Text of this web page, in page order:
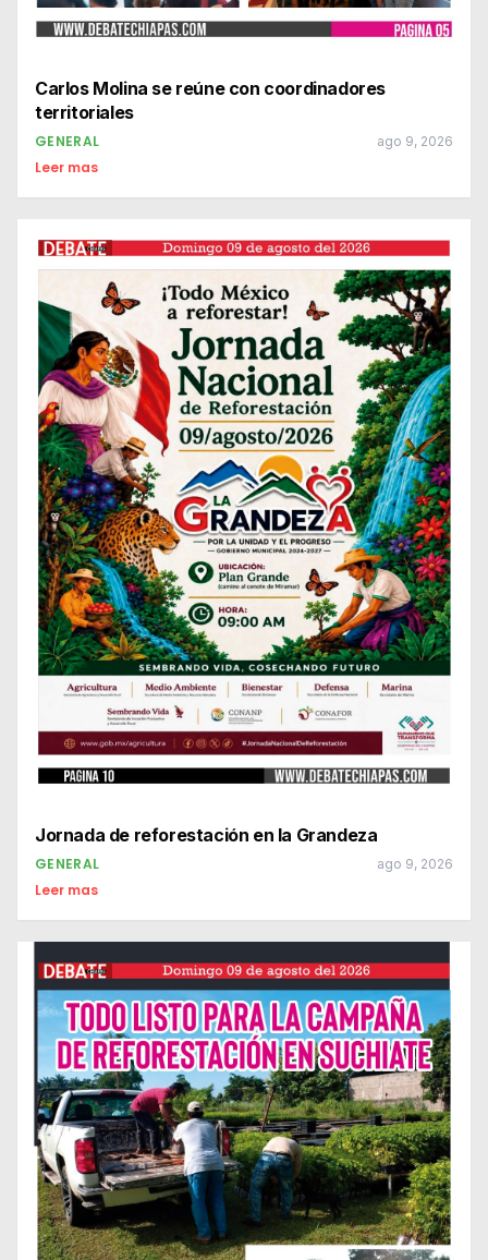
Carlos Molina se reúne con coordinadores
territoriales
GENERAL ago 9, 2026
Leer mas
Jornada de reforestación en la Grandeza
GENERAL ago 9, 2026
Leer mas